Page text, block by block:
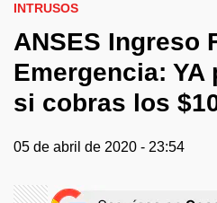
INTRUSOS
ANSES Ingreso
Emergencia: YA
si cobras los
05 de abril de 2020 - 23:54